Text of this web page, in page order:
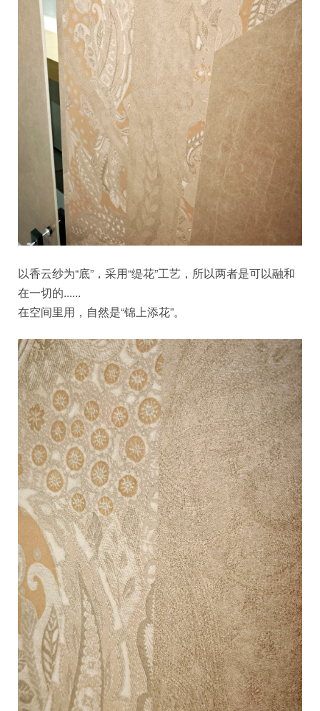
以香云纱为“底”，采用“缇花”工艺，所以两者是可以融和
在一切的......
在空间里用，自然是“锦上添花”。